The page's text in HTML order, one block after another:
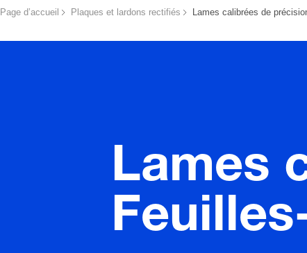
Page d’accueil Plaques et lardons rectifiés Lames calibrées de
Lames